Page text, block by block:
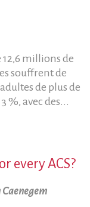
millions de
souffrent de
de plus de
%, avec des...
every ACS?